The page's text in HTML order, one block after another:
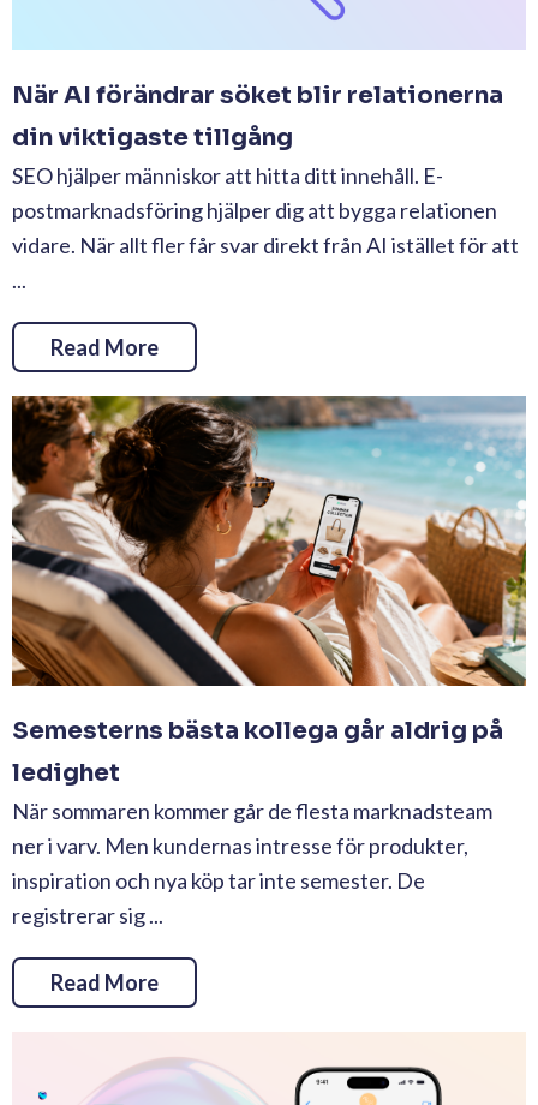
När AI förändrar söket blir relationerna
din viktigaste tillgång
SEO hjälper människor att hitta ditt innehåll. E-
postmarknadsföring hjälper dig att bygga relationen
vidare. När allt fler får svar direkt från AI istället för att
...
Read More
Semesterns bästa kollega går aldrig på
ledighet
När sommaren kommer går de flesta marknadsteam
ner i varv. Men kundernas intresse för produkter,
inspiration och nya köp tar inte semester. De
registrerar sig ...
Read More